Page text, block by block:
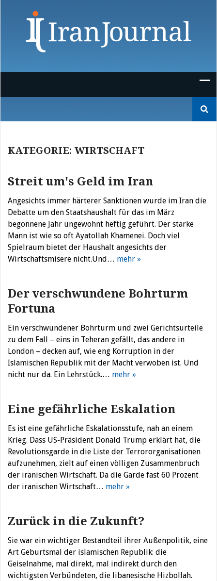
nach:
KATEGORIE: WIRTSCHAFT
Streit um's Geld im Iran
Angesichts immer härterer Sanktionen wurde im Iran die
Debatte um den Staatshaushalt für das im März
begonnene Jahr ungewohnt heftig geführt. Der starke
Mann ist wie so oft Ayatollah Khamenei. Doch viel
Spielraum bietet der Haushalt angesichts der
Wirtschaftsmisere nicht.Und… mehr »
Der verschwundene Bohrturm
Fortuna
Ein verschwundener Bohrturm und zwei Gerichtsurteile
zu dem Fall – eins in Teheran gefällt, das andere in
London – decken auf, wie eng Korruption in der
Islamischen Republik mit der Macht verwoben ist. Und
nicht nur da. Ein Lehrstück.… mehr »
Eine gefährliche Eskalation
Es ist eine gefährliche Eskalationsstufe, nah an einem
Krieg. Dass US-Präsident Donald Trump erklärt hat, die
Revolutionsgarde in die Liste der Terrororganisationen
aufzunehmen, zielt auf einen völligen Zusammenbruch
der iranischen Wirtschaft. Da die Garde fast 60 Prozent
der iranischen Wirtschaft… mehr »
Zurück in die Zukunft?
Sie war ein wichtiger Bestandteil ihrer Außenpolitik, eine
Art Geburtsmal der islamischen Republik: die
Geiselnahme, mal direkt, mal indirekt durch den
wichtigsten Verbündeten, die libanesische Hizbollah.